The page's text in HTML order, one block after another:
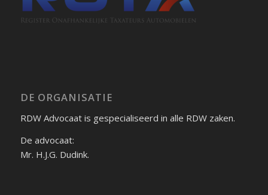
DE ORGANISATIE
RDW Advocaat is gespecialiseerd in alle RDW zaken.
De advocaat:
Mr. H.J.G. Dudink.